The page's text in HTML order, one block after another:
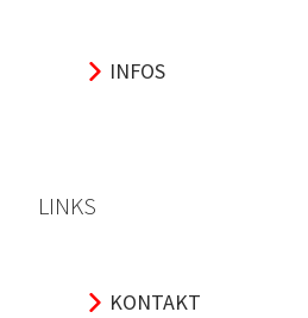
INFOS
LINKS
KONTAKT